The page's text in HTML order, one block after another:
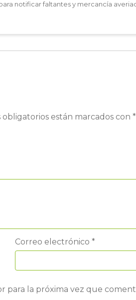
notificar faltantes y mercancía
obligatorios están marcados con *
Correo electrónico*
para la próxima vez que